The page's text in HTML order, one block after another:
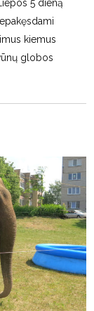
5 dieną
kiemus
globos